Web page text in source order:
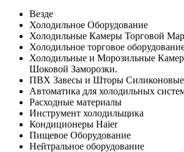
Везде
Холодильное Оборудование
Холодильные Камеры Торговой
Холодильное торговое
Холодильные и Морозильные
Шоковой Заморозки.
ПВХ Завесы и Шторы Силиконовые
Автоматика для холодильных
Расходные материалы
Инструмент холодильщика
Кондиционеры Haier
Пищевое Оборудование
Нейтральное оборудование